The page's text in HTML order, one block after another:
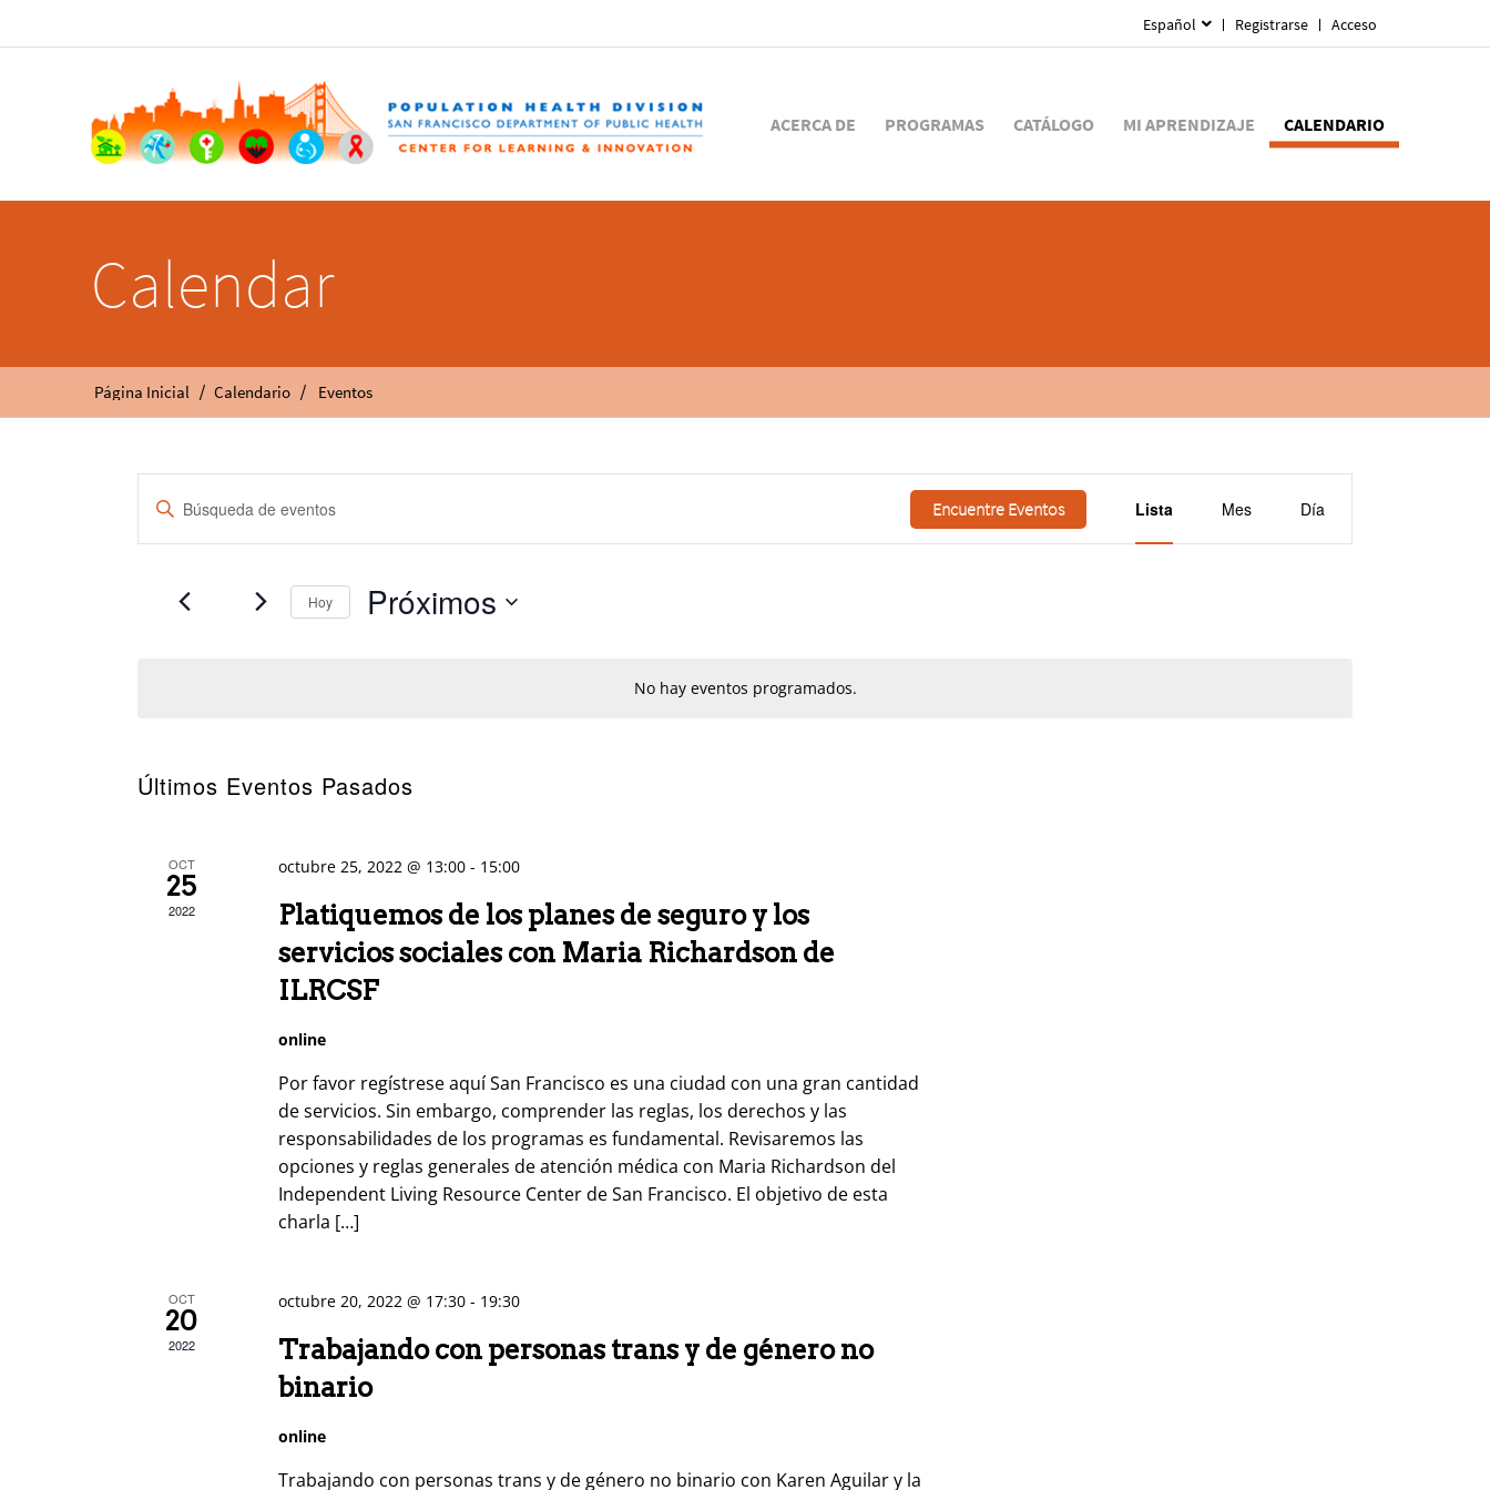
Español Registrarse Acceso
ACERCA DE PROGRAMAS CATÁLOGO MI APRENDIZAJE CALENDARIO
Calendar
Página Inicial / Calendario / Eventos
No hay eventos programados.
Navegación
de
Introduce
clave.
clave.
Encuentre Eventos
de
Lista Mes Día
Hoy Próximos
Últimos Eventos Pasados
OCT
25
2022
octubre 25, 2022 @ 13:00 - 15:00
Platiquemos de los planes de seguro y los
servicios sociales con Maria Richardson de
ILRCSF
online
Por favor regístrese aquí San Francisco es una ciudad con una gran cantidad
de servicios. Sin embargo, comprender las reglas, los derechos y las
responsabilidades de los programas es fundamental. Revisaremos las
opciones y reglas generales de atención médica con Maria Richardson del
Independent Living Resource Center de San Francisco. El objetivo de esta
charla […]
OCT
20
2022
octubre 20, 2022 @ 17:30 - 19:30
Trabajando con personas trans y de género no
binario
online
Trabajando con personas trans y de género no binario con Karen Aguilar y la